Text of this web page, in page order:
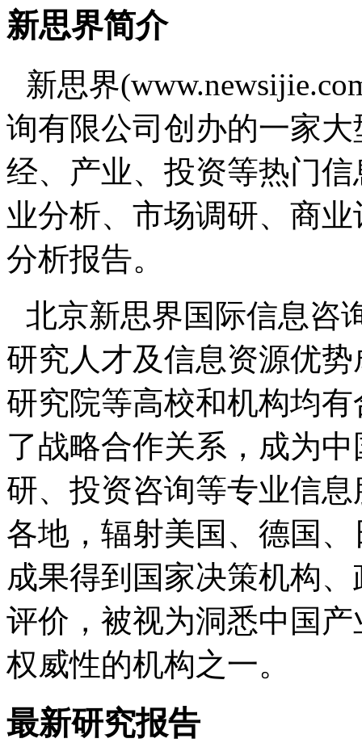
新思界简介
新思界
询有限公司创办的一家
经、产业、投资等热门
业分析、市场调研、商
分析报告。
北京新思界国际信息咨
研究人才及信息资源优
研究院等高校和机构均
了战略合作关系，成为
研、投资咨询等专业信
各地，辐射美国、德国
成果得到国家决策机构
评价，被视为洞悉中国
权威性的机构之一。
最新研究报告